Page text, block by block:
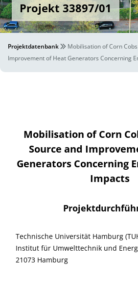
Projekt 33897/01
Projektdatenbank
Mobilisation of Corn
Improvement of Heat Generators Concerning
Mobilisation of Corn
Source and
Generators Concerning
Impacts
Technische Universität Hamburg
Institut für Umwelttechnik und
21073 Hamburg